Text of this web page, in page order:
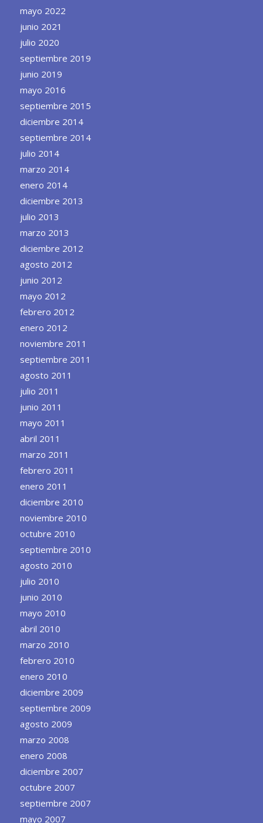
mayo 2022
junio 2021
julio 2020
septiembre 2019
junio 2019
mayo 2016
septiembre 2015
diciembre 2014
septiembre 2014
julio 2014
marzo 2014
enero 2014
diciembre 2013
julio 2013
marzo 2013
diciembre 2012
agosto 2012
junio 2012
mayo 2012
febrero 2012
enero 2012
noviembre 2011
septiembre 2011
agosto 2011
julio 2011
junio 2011
mayo 2011
abril 2011
marzo 2011
febrero 2011
enero 2011
diciembre 2010
noviembre 2010
octubre 2010
septiembre 2010
agosto 2010
julio 2010
junio 2010
mayo 2010
abril 2010
marzo 2010
febrero 2010
enero 2010
diciembre 2009
septiembre 2009
agosto 2009
marzo 2008
enero 2008
diciembre 2007
octubre 2007
septiembre 2007
mayo 2007